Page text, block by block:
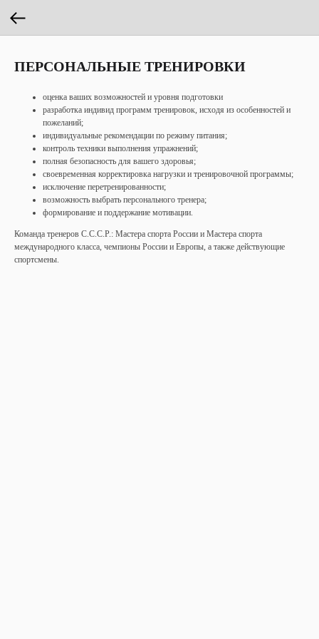
ПЕРСОНАЛЬНЫЕ ТРЕНИРОВКИ
оценка ваших возможностей и уровня подготовки
разработка индивид программ тренировок, исходя из особенностей и
пожеланий;
индивидуальные рекомендации по режиму питания;
контроль техники выполнения упражнений;
полная безопасность для вашего здоровья;
своевременная корректировка нагрузки и тренировочной программы;
исключение перетренированности;
возможность выбрать персонального тренера;
формирование и поддержание мотивации.
Команда тренеров С.С.С.Р.: Мастера спорта России и Мастера спорта
международного класса, чемпионы России и Европы, а также действующие
спортсмены.